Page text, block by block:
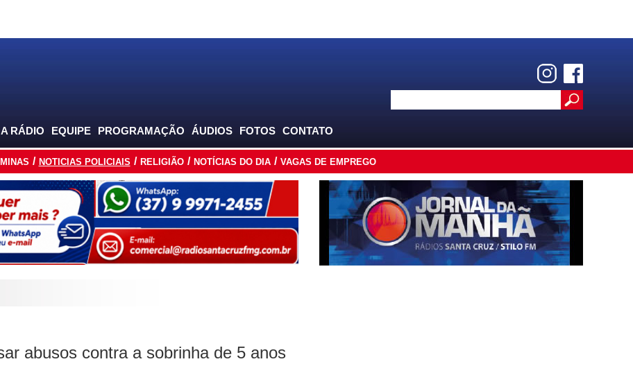
A RÁDIO EQUIPE PROGRAMAÇÃO ÁUDIOS FOTOS CONTATO
NOTICIAS POLICIAIS RELIGIÃO NOTÍCIAS DO DIA VAGAS DE EMPREGO
abusos contra a sobrinha de 5 anos